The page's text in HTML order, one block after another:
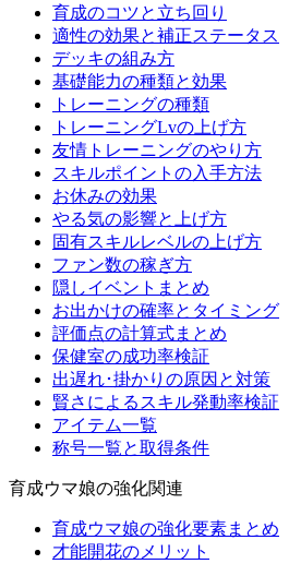
育成のコツと立ち回り
適性の効果と補正ステータス
デッキの組み方
基礎能力の種類と効果
トレーニングの種類
トレーニングLvの上げ方
友情トレーニングのやり方
スキルポイントの入手方法
お休みの効果
やる気の影響と上げ方
固有スキルレベルの上げ方
ファン数の稼ぎ方
隠しイベントまとめ
お出かけの確率とタイミング
評価点の計算式まとめ
保健室の成功率検証
出遅れ･掛かりの原因と対策
賢さによるスキル発動率検証
アイテム一覧
称号一覧と取得条件
育成ウマ娘の強化関連
育成ウマ娘の強化要素まとめ
才能開花のメリット